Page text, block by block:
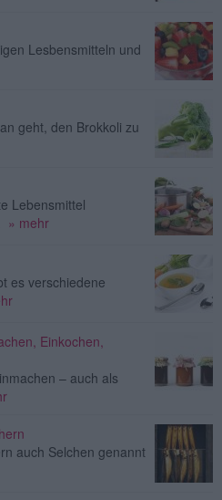
Lesbensmitteln und
geht, den Brokkoli zu
Lebensmittel
» mehr
es verschiedene
Einkochen,
– auch als
auch Selchen genannt